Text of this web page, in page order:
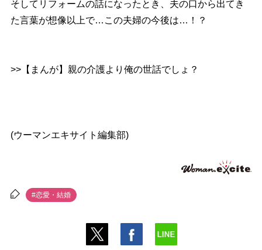
そしてリフォームの話になったとき、夫の口から出てき
た言葉が想像以上で…この夫婦の今後は…！？
>>【まんが】親の介護より俺の世話でしょ？
(ウーマンエキサイト編集部)
#恋愛・結婚